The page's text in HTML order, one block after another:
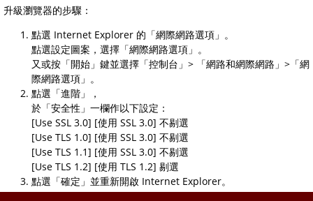
升級瀏覽器的步驟：
點選 Internet Explorer 的「網際網路選項」。
點選設定圖案，選擇「網際網路選項」。
又或按「開始」鍵並選擇「控制台」> 「網路和網際網路」>「網
際網路選項」。
點選「進階」，
於「安全性」一欄作以下設定：
[Use SSL 3.0] [使用 SSL 3.0] 不剔選
[Use TLS 1.0] [使用 SSL 3.0] 不剔選
[Use TLS 1.1] [使用 SSL 3.0] 不剔選
[Use TLS 1.2] [使用 TLS 1.2] 剔選
點選「確定」並重新開啟 Internet Explorer。